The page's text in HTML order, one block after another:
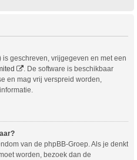
geschreven, vrijgegeven en met een
. De software is beschikbaar
en mag vrij verspreid worden,
van de phpBB-Groep. Als je denkt
worden, bezoek dan de